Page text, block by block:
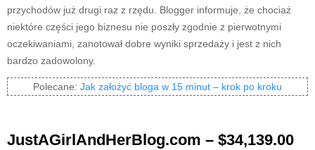
przychodów już drugi raz z rzędu. Blogger informuje, że chociaż
niektóre części jego biznesu nie poszły zgodnie z pierwotnymi
oczekiwaniami, zanotował dobre wyniki sprzedaży i jest z nich
bardzo zadowolony.
Polecane: Jak założyć bloga w 15 minut – krok po kroku
JustAGirlAndHerBlog.com – $34,139.00